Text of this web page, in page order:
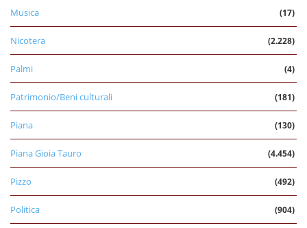
Musica (17)
Nicotera (2.228)
Palmi (4)
Patrimonio/Beni culturali (181)
Piana (130)
Piana Gioia Tauro (4.454)
Pizzo (492)
Politica (904)